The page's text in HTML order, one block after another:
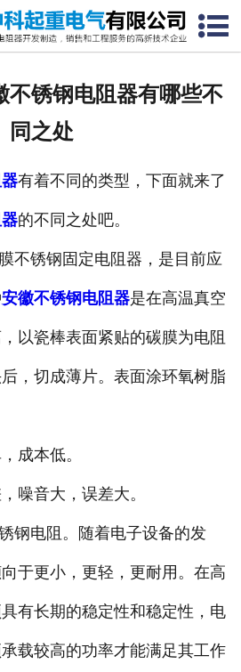
网站首页
公司风采
联系我们
不锈钢电阻器有哪些不
同之处
有着不同的类型，下面就来了
的不同之处吧。
锈钢固定电阻器，是目前应
安徽不锈钢电阻器是在高温真空
以瓷棒表面紧贴的碳膜为电阻
，切成薄片。表面涂环氧树脂
本低。
音大，误差大。
电阻。随着电子设备的发
于更小，更轻，更耐用。在高
有长期的稳定性和稳定性，电
载较高的功率才能满足其工作